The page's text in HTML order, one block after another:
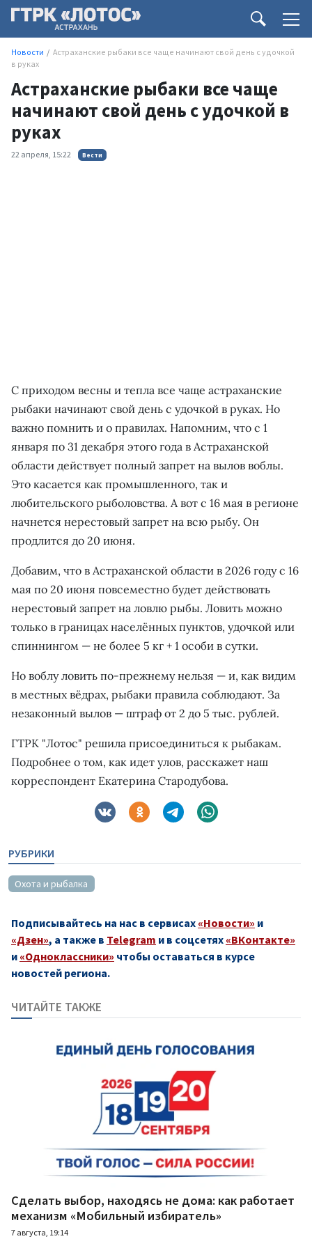
Новости
Астраханские рыбаки все чаще начинают свой день с удочкой
в руках
Астраханские рыбаки все чаще
начинают свой день с удочкой в
руках
22 апреля, 15:22 Вести
С приходом весны и тепла все чаще астраханские
рыбаки начинают свой день с удочкой в руках. Но
важно помнить и о правилах. Напомним, что с 1
января по 31 декабря этого года в Астраханской
области действует полный запрет на вылов воблы.
Это касается как промышленного, так и
любительского рыболовства. А вот с 16 мая в регионе
начнется нерестовый запрет на всю рыбу. Он
продлится до 20 июня.
Добавим, что в Астраханской области в 2026 году с 16
мая по 20 июня повсеместно будет действовать
нерестовый запрет на ловлю рыбы. Ловить можно
только в границах населённых пунктов, удочкой или
спиннингом — не более 5 кг + 1 особи в сутки.
Но воблу ловить по-прежнему нельзя — и, как видим
в местных вёдрах, рыбаки правила соблюдают. За
незаконный вылов — штраф от 2 до 5 тыс. рублей.
ГТРК "Лотос" решила присоединиться к рыбакам.
Подробнее о том, как идет улов, расскажет наш
корреспондент Екатерина Стародубова.
РУБРИКИ
Охота и рыбалка
Подписывайтесь на нас в сервисах «Новости» и
«Дзен», а также в Telegram и в соцсетях «ВКонтакте»
и «Одноклассники» чтобы оставаться в курсе
новостей региона.
ЧИТАЙТЕ ТАКЖЕ
Сделать выбор, находясь не дома: как работает
механизм «Мобильный избиратель»
7 августа, 19:14